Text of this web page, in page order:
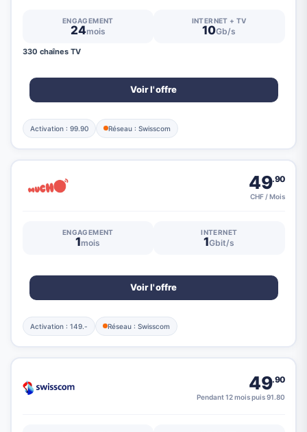
ENGAGEMENT
24mois
INTERNET + TV
10Gb/s
330 chaînes TV
Voir l'offre
Activation : 99.90 Réseau : Swisscom
49.90
CHF / Mois
ENGAGEMENT
1mois
INTERNET
1Gbit/s
Voir l'offre
Activation : 149.- Réseau : Swisscom
49.90
Pendant 12 mois puis 91.80